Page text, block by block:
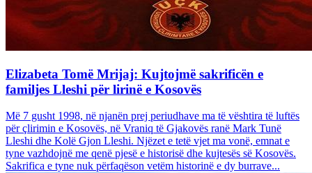
Elizabeta Tomë Mrijaj: Kujtojmë sakrificën e
familjes Lleshi për lirinë e Kosovës
Më 7 gusht 1998, në njanën prej periudhave ma të vështira të luftës
për çlirimin e Kosovës, në Vraniq të Gjakovës ranë Mark Tunë
Lleshi dhe Kolë Gjon Lleshi. Njëzet e tetë vjet ma vonë, emnat e
tyne vazhdojnë me qenë pjesë e historisë dhe kujtesës së Kosovës.
Sakrifica e tyne nuk përfaqëson vetëm historinë e dy burrave...